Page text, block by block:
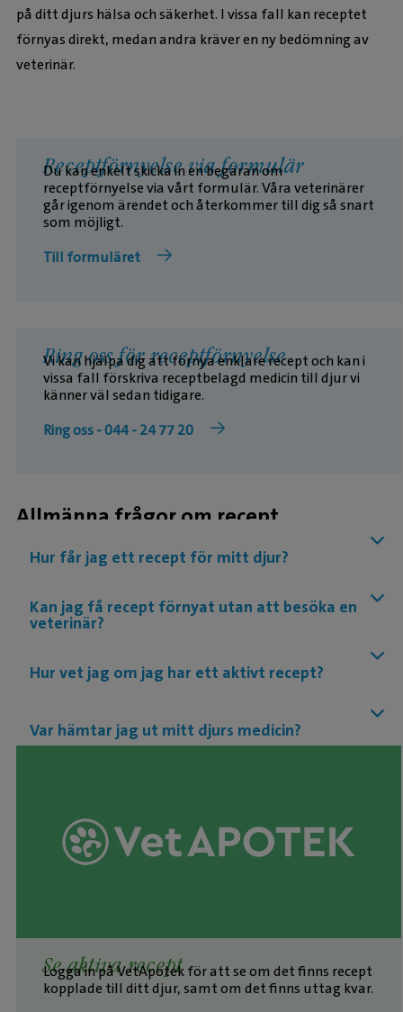
på ditt djurs hälsa och säkerhet. I vissa fall kan receptet
förnyas direkt, medan andra kräver en ny bedömning av
veterinär.
Receptförnyelse via formulär
Du kan enkelt skicka in en begäran om
receptförnyelse via vårt formulär. Våra veterinärer
går igenom ärendet och återkommer till dig så snart
som möjligt.
Till formuläret
Ring oss för receptförnyelse
Vi kan hjälpa dig att förnya enklare recept och kan i
vissa fall förskriva receptbelagd medicin till djur vi
känner väl sedan tidigare.
Ring oss - 044 - 24 77 20
Allmänna frågor om recept
Hur får jag ett recept för mitt djur?
Kan jag få recept förnyat utan att besöka en
veterinär?
Hur vet jag om jag har ett aktivt recept?
Var hämtar jag ut mitt djurs medicin?
Se aktiva recept
Logga in på VetApotek för att se om det finns recept
kopplade till ditt djur, samt om det finns uttag kvar.